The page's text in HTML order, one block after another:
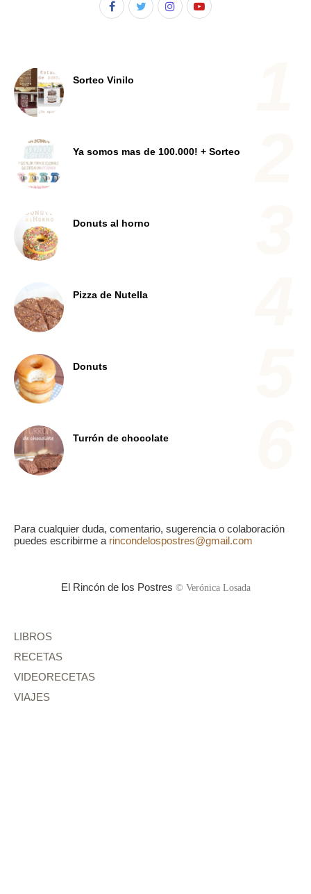
Sorteo Vinilo
Ya somos mas de 100.000! + Sorteo
Donuts al horno
Pizza de Nutella
Donuts
Turrón de chocolate
Para cualquier duda, comentario, sugerencia o colaboración
puedes escribirme a rincondelospostres@gmail.com
El Rincón de los Postres © Verónica Losada
LIBROS
RECETAS
VIDEORECETAS
VIAJES